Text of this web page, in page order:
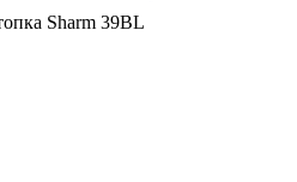
Sharm 39BL